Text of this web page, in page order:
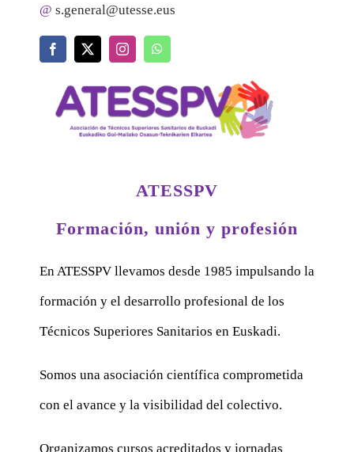
@ s.general@utesse.eus
ATESSPV
Formación, unión y profesión
En ATESSPV llevamos desde 1985 impulsando la
formación y el desarrollo profesional de los
Técnicos Superiores Sanitarios en Euskadi.
Somos una asociación científica comprometida
con el avance y la visibilidad del colectivo.
Organizamos cursos acreditados y jornadas